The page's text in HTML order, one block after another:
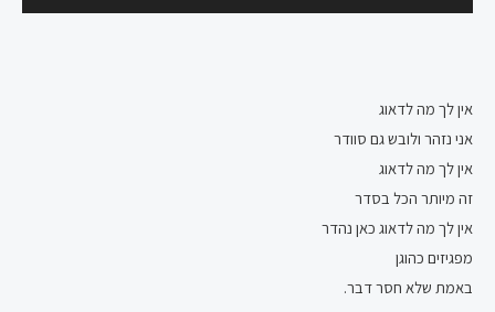
אודיו
אין לך מה לדאוג
אני נזהר ולובש גם סוודר
אין לך מה לדאוג
זה מיותר הכל בסדר
אין לך מה לדאוג כאן נהדר
מפגיזים כהוגן
באמת שלא חסר דבר.